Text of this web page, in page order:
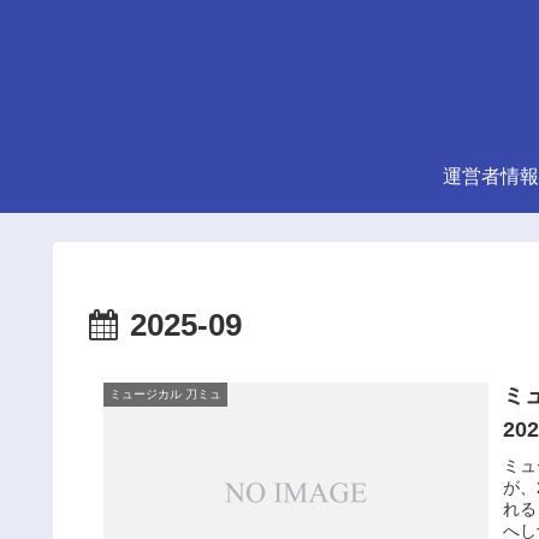
運営者情報
2025-09
ミュージカル 刀ミュ
ミ
ミ
が
れ
へ